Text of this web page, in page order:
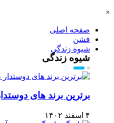
×
صفحه اصلی
فشن
شیوه زندگی
شیوه زندگی
برترین برند های
۴ اسفند ۱۴۰۲